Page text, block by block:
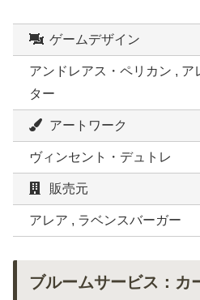
ゲームデザイン
アンドレアス・ペリカン , ア
ター
アートワーク
ヴィンセント・デュトレ
販売元
アレア , ラベンスバーガー
ブルームサービス：カ